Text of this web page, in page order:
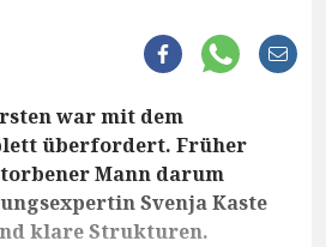
war mit dem
überfordert. Früher
Mann darum
Svenja Kaste
klare Strukturen.